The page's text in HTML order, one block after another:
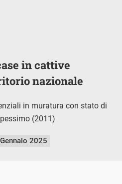
in cattive
nazionale
in muratura con stato di
(2011)
2025